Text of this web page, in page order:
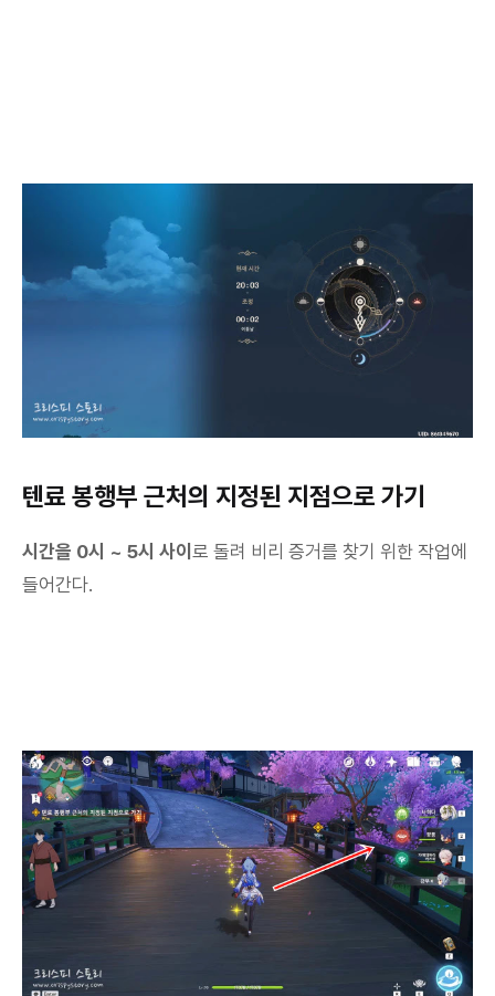
텐료 봉행부 근처의 지정된 지점으로 가기
시간을 0시 ~ 5시 사이 로 돌려 비리 증거를 찾기 위한 작업에
들어간다.